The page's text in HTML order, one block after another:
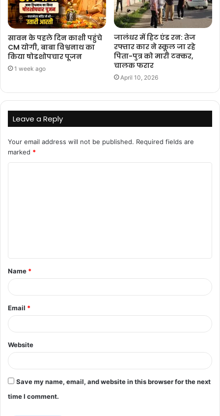
सावन के पहले दिन काशी पहुंचे
CM योगी, बाबा विश्वनाथ का
किया षोडशोपचार पूजन
1 week ago
जालंधर में हिट एंड रन: तेज
रफ्तार कार ने स्कूल जा रहे
पिता-पुत्र को मारी टक्कर,
चालक फरार
April 10, 2026
Leave a Reply
Your email address will not be published. Required fields are
marked *
t
*
Name *
Email *
Website
Save my name, email, and website in this browser for the next
time I comment.